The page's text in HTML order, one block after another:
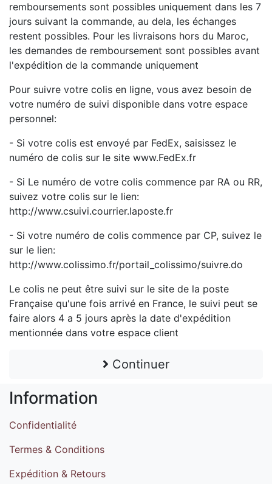
remboursements sont possibles uniquement dans les 7
jours suivant la commande, au dela, les échanges
restent possibles. Pour les livraisons hors du Maroc,
les demandes de remboursement sont possibles avant
l'expédition de la commande uniquement
Pour suivre votre colis en ligne, vous avez besoin de
votre numéro de suivi disponible dans votre espace
personnel:
- Si votre colis est envoyé par FedEx, saisissez le
numéro de colis sur le site www.FedEx.fr
- Si Le numéro de votre colis commence par RA ou RR,
suivez votre colis sur le lien:
http://www.csuivi.courrier.laposte.fr
- Si votre numéro de colis commence par CP, suivez le
sur le lien:
http://www.colissimo.fr/portail_colissimo/suivre.do
Le colis ne peut être suivi sur le site de la poste
Française qu'une fois arrivé en France, le suivi peut se
faire alors 4 a 5 jours après la date d'expédition
mentionnée dans votre espace client
Continuer
Information
Confidentialité
Termes & Conditions
Expédition & Retours